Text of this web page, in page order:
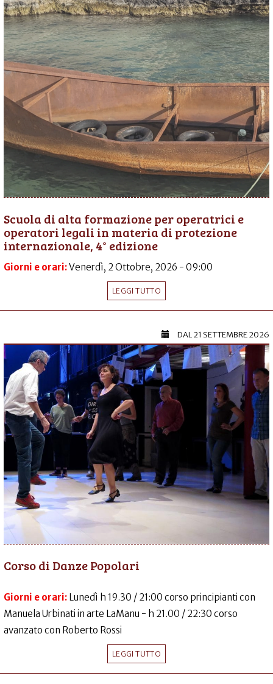
Scuola di alta formazione per operatrici e
operatori legali in materia di protezione
internazionale, 4° edizione
Giorni e orari:Venerdì, 2 Ottobre, 2026 - 09:00
LEGGI TUTTO
DAL21 SETTEMBRE 2026
Corso di Danze Popolari
Giorni e orari: Lunedì h 19.30 / 21:00 corso principianti con
Manuela Urbinati in arte LaManu - h 21.00 / 22:30 corso
avanzato con Roberto Rossi
LEGGI TUTTO